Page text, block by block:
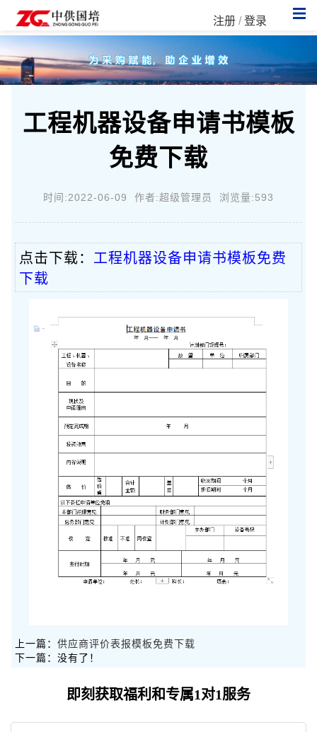
注册 /登录
工程机器设备申请书模板
免费下载
时间:2022-06-09 作者:超级管理员 浏览量:593
点击下载： 工程机器设备申请书模板免费
下载
上一篇： 供应商评价表报模板免费下载
下一篇：没有了！
即刻获取福利和专属1对1服务